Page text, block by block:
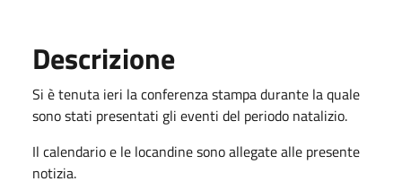
Descrizione
Si è tenuta ieri la conferenza stampa durante la quale
sono stati presentati gli eventi del periodo natalizio.
Il calendario e le locandine sono allegate alle presente
notizia.